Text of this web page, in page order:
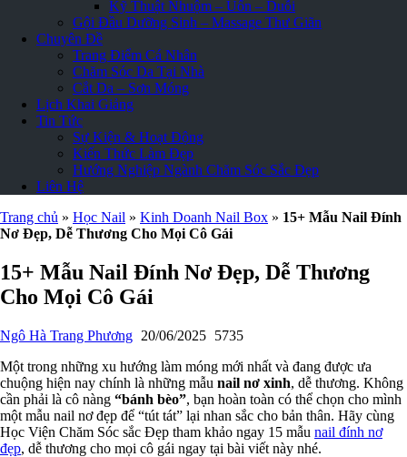
Kỹ Thuật Nhuộm – Uốn – Duỗi
Gội Đầu Dưỡng Sinh – Massage Thư Giãn
Chuyên Đề
Trang Điểm Cá Nhân
Chăm Sóc Da Tại Nhà
Cắt Da – Sơn Móng
Lịch Khai Giảng
Tin Tức
Sự Kiện & Hoạt Động
Kiến Thức Làm Đẹp
Hướng Nghiệp Ngành Chăm Sóc Sắc Đẹp
Liên Hệ
Trang chủ » Học Nail » Kinh Doanh Nail Box » 15+ Mẫu Nail Đính
Nơ Đẹp, Dễ Thương Cho Mọi Cô Gái
15+ Mẫu Nail Đính Nơ Đẹp, Dễ Thương
Cho Mọi Cô Gái
Ngô Hà Trang Phương 20/06/2025 5735
Một trong những xu hướng làm móng mới nhất và đang được ưa
chuộng hiện nay chính là những mẫu nail nơ xinh, dễ thương. Không
cần phải là cô nàng “bánh bèo”, bạn hoàn toàn có thể chọn cho mình
một mẫu nail nơ đẹp để “tút tát” lại nhan sắc cho bản thân. Hãy cùng
Học Viện Chăm Sóc sắc Đẹp tham khảo ngay 15 mẫu nail đính nơ
đẹp, dễ thương cho mọi cô gái ngay tại bài viết này nhé.